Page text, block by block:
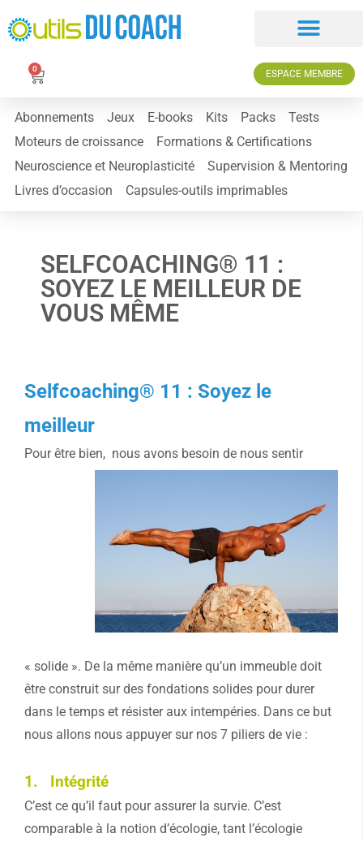
0 ESPACE MEMBRE
Abonnements Jeux E-books Kits Packs
Tests
Moteurs de croissance
Formations & Certifications
Neuroscience et Neuroplasticité
Supervision & Mentoring
Livres d’occasion
Capsules-outils imprimables
SELFCOACHING® 11 :
SOYEZ LE MEILLEUR DE
VOUS MÊME
Selfcoaching® 11 : Soyez le
meilleur
Pour être bien, nous avons besoin de nous sentir
« solide ». De la même manière qu’un immeuble doit
être construit sur des fondations solides pour durer
dans le temps et résister aux intempéries. Dans ce but
nous allons nous appuyer sur nos 7 piliers de vie :
1. Intégrité
C’est ce qu’il faut pour assurer la survie. C’est
comparable à la notion d’écologie, tant l’écologie